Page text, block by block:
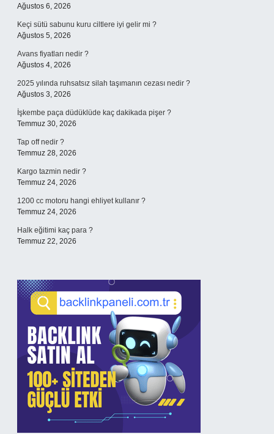
Ağustos 6, 2026
Keçi sütü sabunu kuru ciltlere iyi gelir mi ?
Ağustos 5, 2026
Avans fiyatları nedir ?
Ağustos 4, 2026
2025 yılında ruhsatsız silah taşımanın cezası nedir ?
Ağustos 3, 2026
İşkembe paça düdüklüde kaç dakikada pişer ?
Temmuz 30, 2026
Tap off nedir ?
Temmuz 28, 2026
Kargo tazmin nedir ?
Temmuz 24, 2026
1200 cc motoru hangi ehliyet kullanır ?
Temmuz 24, 2026
Halk eğitimi kaç para ?
Temmuz 22, 2026